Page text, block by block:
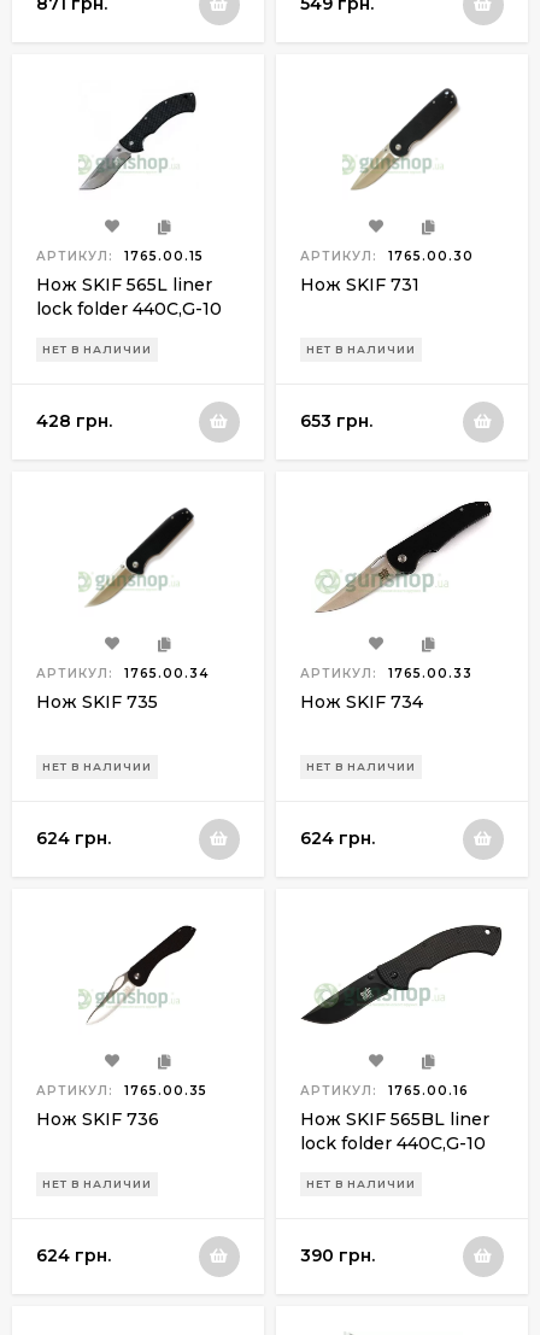
АРТИКУЛ: 1765.00.15
Нож SKIF 565L liner
lock folder 440С,G-10
НЕТ В НАЛИЧИИ
428 грн.
АРТИКУЛ: 1765.00.30
Нож SKIF 731
НЕТ В НАЛИЧИИ
653 грн.
АРТИКУЛ: 1765.00.34
Нож SKIF 735
НЕТ В НАЛИЧИИ
624 грн.
АРТИКУЛ: 1765.00.33
Нож SKIF 734
НЕТ В НАЛИЧИИ
624 грн.
АРТИКУЛ: 1765.00.35
Нож SKIF 736
НЕТ В НАЛИЧИИ
624 грн.
АРТИКУЛ: 1765.00.16
Нож SKIF 565BL liner
lock folder 440С,G-10
НЕТ В НАЛИЧИИ
390 грн.